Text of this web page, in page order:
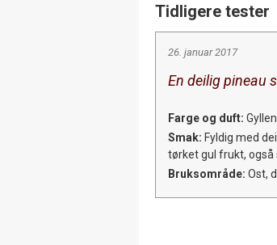
Tidligere tester
26. januar 2017
En deilig pineau
Farge og duft:
Smak: Fyldig med
tørket gul frukt, også
Bruksområde: Ost,